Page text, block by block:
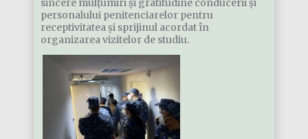
sincere mulțumiri și gratitudine conducerii și
personalului penitenciarelor pentru
receptivitatea și sprijinul acordat în
organizarea vizitelor de studiu.